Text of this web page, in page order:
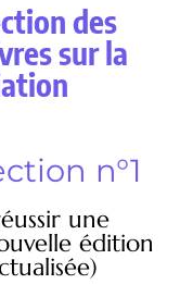
des
sur la
n°1
une
édition